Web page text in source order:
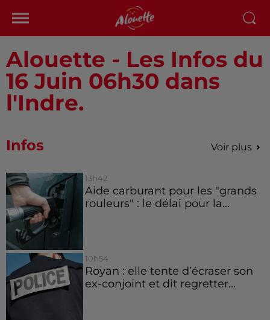
Alouette - Les Infos du
16 Juin 06h30 dans
l'Indre.
Infos Voir plus
13h42
Aide carburant pour les "grands
rouleurs" : le délai pour la...
10h54
Royan : elle tente d’écraser son
ex-conjoint et dit regretter...